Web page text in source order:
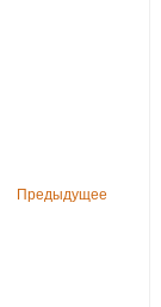
Предыдущее